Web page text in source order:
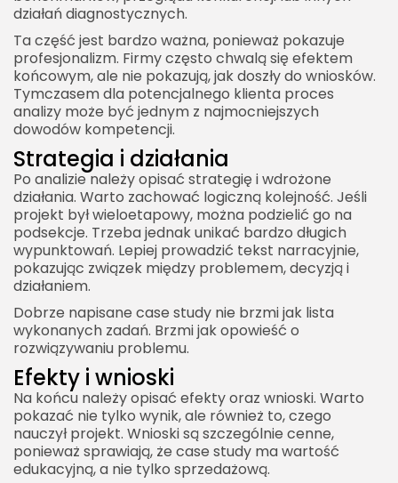
działań diagnostycznych.
Ta część jest bardzo ważna, ponieważ pokazuje
profesjonalizm. Firmy często chwalą się efektem
końcowym, ale nie pokazują, jak doszły do wniosków.
Tymczasem dla potencjalnego klienta proces
analizy może być jednym z najmocniejszych
dowodów kompetencji.
Strategia i działania
Po analizie należy opisać strategię i wdrożone
działania. Warto zachować logiczną kolejność. Jeśli
projekt był wieloetapowy, można podzielić go na
podsekcje. Trzeba jednak unikać bardzo długich
wypunktowań. Lepiej prowadzić tekst narracyjnie,
pokazując związek między problemem, decyzją i
działaniem.
Dobrze napisane case study nie brzmi jak lista
wykonanych zadań. Brzmi jak opowieść o
rozwiązywaniu problemu.
Efekty i wnioski
Na końcu należy opisać efekty oraz wnioski. Warto
pokazać nie tylko wynik, ale również to, czego
nauczył projekt. Wnioski są szczególnie cenne,
ponieważ sprawiają, że case study ma wartość
edukacyjną, a nie tylko sprzedażową.